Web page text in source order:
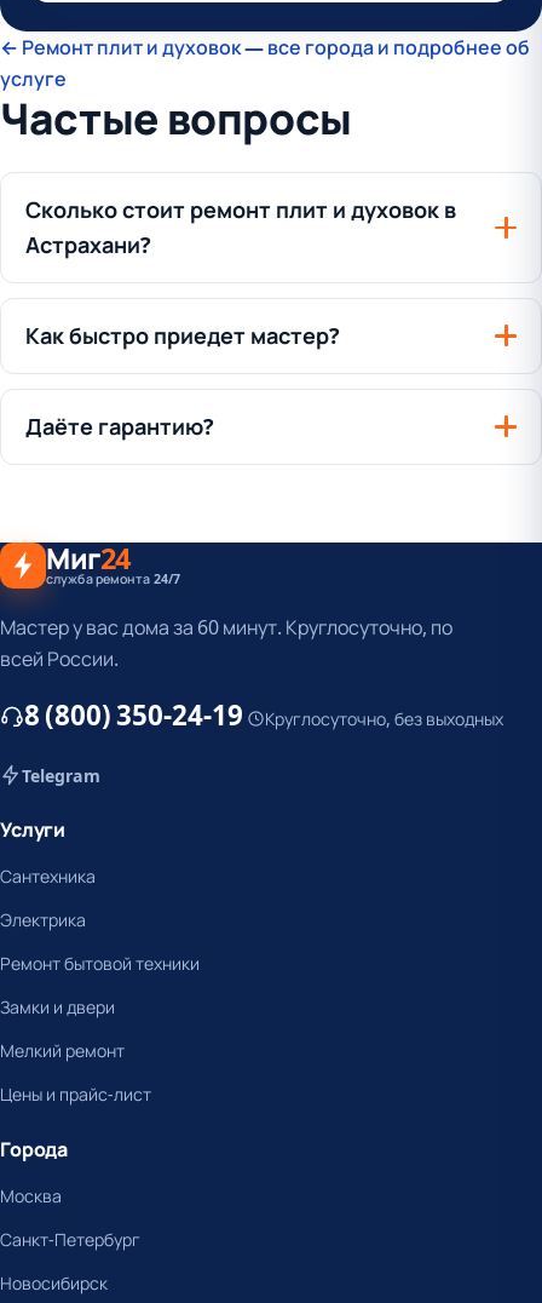
← Ремонт плит и духовок — все города и подробнее об
услуге
Частые вопросы
Сколько стоит ремонт плит и духовок в
Астрахани?
Как быстро приедет мастер?
Даёте гарантию?
Миг24
служба ремонта 24/7
Мастер у вас дома за 60 минут. Круглосуточно, по
всей России.
8 (800) 350-24-19 Круглосуточно, без выходных
Telegram
Услуги
Сантехника
Электрика
Ремонт бытовой техники
Замки и двери
Мелкий ремонт
Цены и прайс-лист
Города
Москва
Санкт-Петербург
Новосибирск